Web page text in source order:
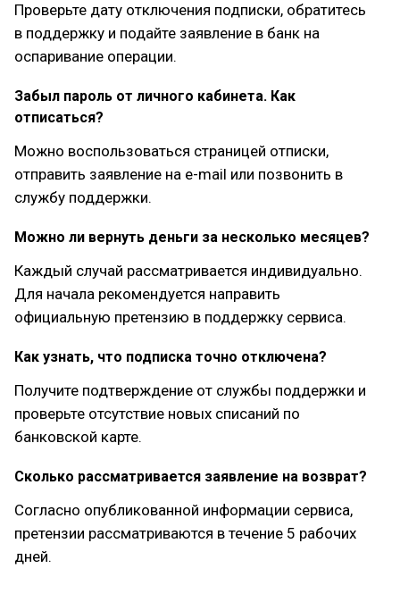
Проверьте дату отключения подписки, обратитесь
в поддержку и подайте заявление в банк на
оспаривание операции.
Забыл пароль от личного кабинета. Как
отписаться?
Можно воспользоваться страницей отписки,
отправить заявление на e-mail или позвонить в
службу поддержки.
Можно ли вернуть деньги за несколько месяцев?
Каждый случай рассматривается индивидуально.
Для начала рекомендуется направить
официальную претензию в поддержку сервиса.
Как узнать, что подписка точно отключена?
Получите подтверждение от службы поддержки и
проверьте отсутствие новых списаний по
банковской карте.
Сколько рассматривается заявление на возврат?
Согласно опубликованной информации сервиса,
претензии рассматриваются в течение 5 рабочих
дней.